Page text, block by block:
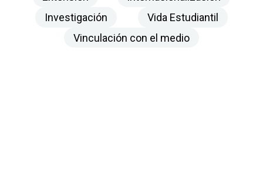
Investigación
Vida Estudiantil
Vinculación con el medio